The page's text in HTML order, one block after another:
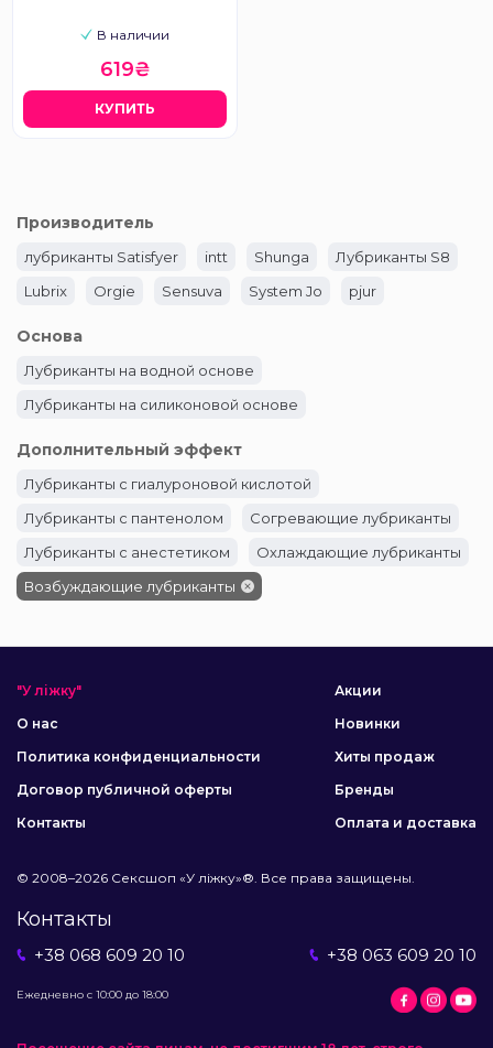
В наличии
619₴
КУПИТЬ
Производитель
лубриканты Satisfyer intt Shunga
Лубриканты S8
Lubrix
Orgie Sensuva System Jo pjur
Основа
Лубриканты на водной основе
Лубриканты на силиконовой основе
Дополнительный эффект
Лубриканты с гиалуроновой кислотой
Лубриканты с пантенолом
Согревающие лубриканты
Лубриканты с анестетиком
Охлаждающие лубриканты
Возбуждающие лубриканты
"У ліжку"
О нас
Политика конфиденциальности
Договор публичной оферты
Контакты
Акции
Новинки
Хиты продаж
Бренды
Оплата и доставка
© 2008–2026 Сексшоп «У ліжку»®. Все права защищены.
Контакты
+38 068 609 20 10 +38 063 609 20 10
Ежедневно с 10:00 до 18:00